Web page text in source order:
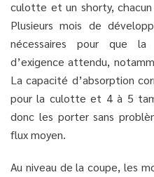
culotte et un shorty,
Plusieurs mois de
nécessaires pour que
d’exigence attendu,
La capacité d’absorption
pour la culotte et 4 à 5
donc les porter sans
flux moyen.
Au niveau de la coupe, les